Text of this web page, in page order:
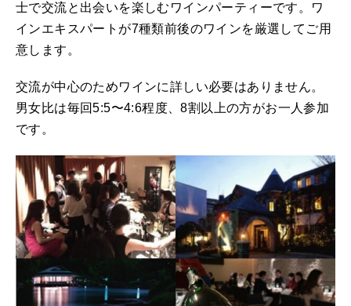
士で交流と出会いを楽しむワインパーティーです。ワ
インエキスパートが7種類前後のワインを厳選してご用
意します。
交流が中心のためワインに詳しい必要はありません。
男女比は毎回5:5〜4:6程度、8割以上の方がお一人参加
です。